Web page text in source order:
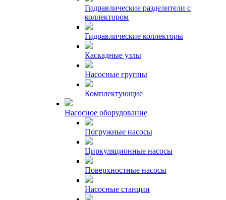
Гидравлические разделители с
коллектором
Гидравлические коллекторы
Каскадные узлы
Насосные группы
Комплектующие
Насосное оборудование
Погружные насосы
Циркуляционные насосы
Поверхностные насосы
Насосные станции